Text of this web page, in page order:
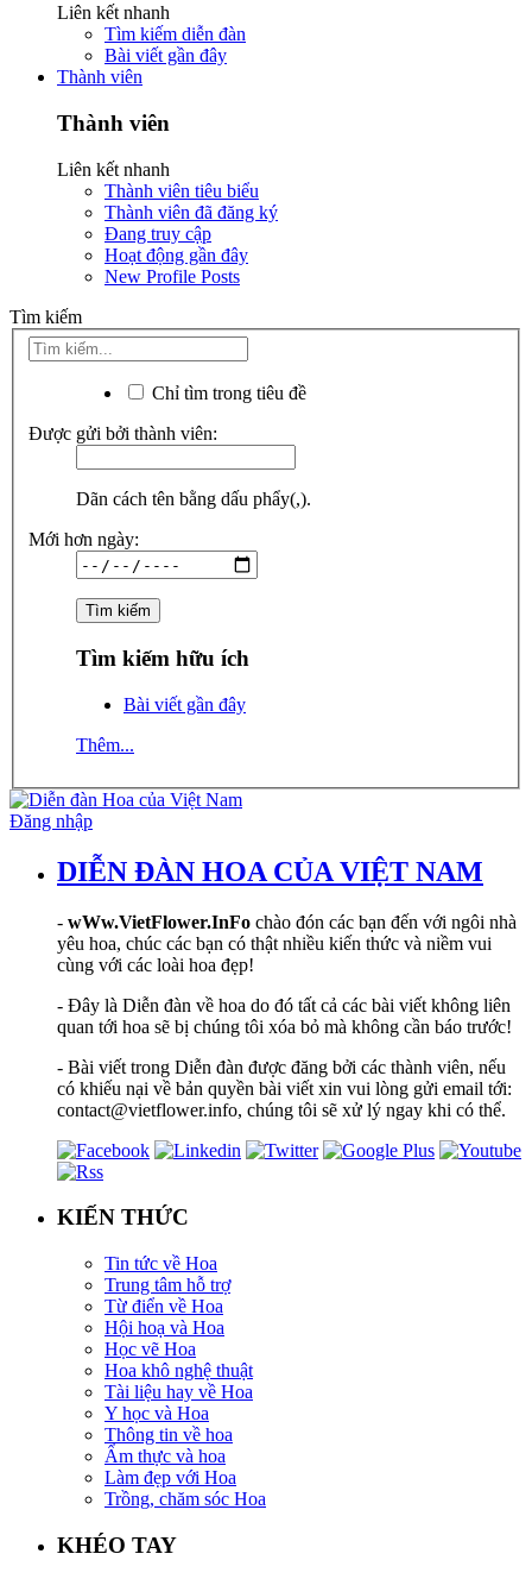
Liên kết nhanh
Tìm kiếm diễn đàn
Bài viết gần đây
Thành viên
Thành viên
Liên kết nhanh
Thành viên tiêu biểu
Thành viên đã đăng ký
Đang truy cập
Hoạt động gần đây
New Profile Posts
Tìm kiếm
Chỉ tìm trong tiêu đề
Được gửi bởi thành viên:
Dãn cách tên bằng dấu phẩy(,).
Mới hơn ngày:
Tìm kiếm hữu ích
Bài viết gần đây
Thêm...
Đăng nhập
DIỄN ĐÀN HOA CỦA VIỆT NAM
- wWw.VietFlower.InFo chào đón các bạn đến với ngôi nhà
yêu hoa, chúc các bạn có thật nhiều kiến thức và niềm vui
cùng với các loài hoa đẹp!
- Đây là Diễn đàn về hoa do đó tất cả các bài viết không liên
quan tới hoa sẽ bị chúng tôi xóa bỏ mà không cần báo trước!
- Bài viết trong Diễn đàn được đăng bởi các thành viên, nếu
có khiếu nại về bản quyền bài viết xin vui lòng gửi email tới:
contact@vietflower.info, chúng tôi sẽ xử lý ngay khi có thể.
KIẾN THỨC
Tin tức về Hoa
Trung tâm hỗ trợ
Từ điển về Hoa
Hội hoạ và Hoa
Học vẽ Hoa
Hoa khô nghệ thuật
Tài liệu hay về Hoa
Y học và Hoa
Thông tin về hoa
Ẩm thực và hoa
Làm đẹp với Hoa
Trồng, chăm sóc Hoa
KHÉO TAY